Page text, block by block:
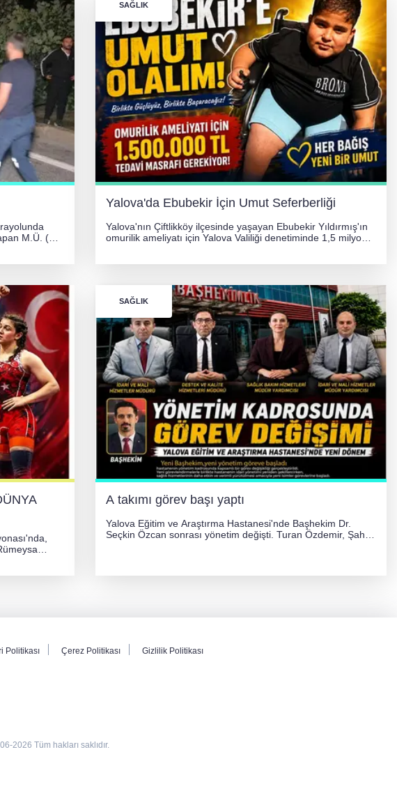
M.Ü. (35)
SAĞLIK
Yalova'da Ebubekir İçin Umut Seferberliği
Yalova'nın Çiftlikköy ilçesinde yaşayan Ebubekir Yıldırmış'ın
omurilik ameliyatı için Yalova Valiliği denetiminde 1,5 milyon
SAĞLIK
A takımı görev başı yaptı
Yalova Eğitim ve Araştırma Hastanesi'nde Başhekim Dr.
Seçkin Özcan sonrası yönetim değişti. Turan Özdemir, Şahin
Politikası Çerez Politikası Gizlilik Politikası
2026 Tüm hakları saklıdır.